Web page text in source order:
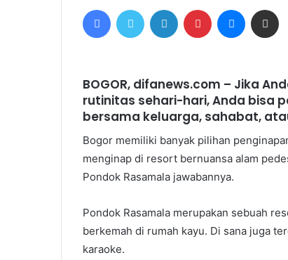
email
FacebookTwitter LinkedIn Pinterest Messenger
BOGOR, difanews.com – Jika
rutinitas sehari-hari, Anda bisa
bersama keluarga, sahabat,
Bogor memiliki banyak pilihan
menginap di resort bernuansa alam
Pondok Rasamala jawabannya.
Pondok Rasamala merupakan sebuah
berkemah di rumah kayu. Di sana juga
karaoke.